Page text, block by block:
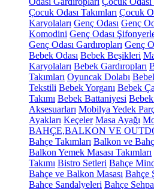
Çocuk Odası Takımları Çocuk
Karyolaları Genç Odası Genç
Komodini Genç Odası
Genç Odası Gardıropları Genç
Bebek Odası Bebek Beşikleri
Karyolaları Bebek Gardıropları
Takımları Oyuncak Dolabı
Tekstili Bebek Yorganı Bebek
Takımı Bebek Battaniyesi
Aksesuarları Mobilya Yedek
Ayakları Keçeler Masa Ayağı
BAHÇE,BALKON VE
Bahçe Takımları Balkon ve
Balkon Yemek Masası Takımları
Takımı Bistro Setleri Bahçe
Bahçe ve Balkon Masası Bahçe
Bahçe Sandalyeleri Bahçe